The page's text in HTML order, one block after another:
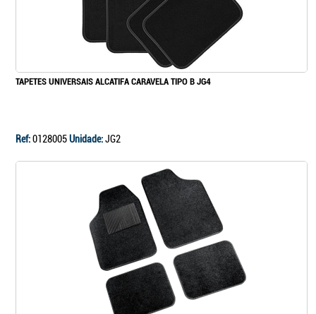
TAPETES UNIVERSAIS ALCATIFA CARAVELA TIPO B JG4
Ref:0128005Unidade:JG2